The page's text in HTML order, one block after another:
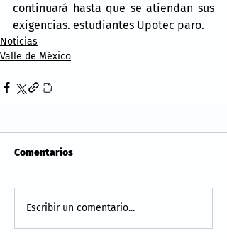
continuará hasta que se atiendan sus
exigencias. estudiantes Upotec paro.
Noticias
Valle de México
Comentarios
Escribir un comentario...